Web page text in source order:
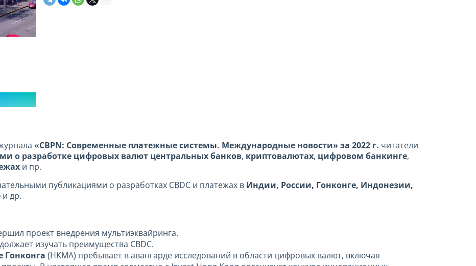
«CBPN: Современные платежные системы. Международные новости» за 2022 г. читатели
о разработке цифровых валют центральных банков, криптовалютах, цифровом банкинге,
и пр.
публикациями о разработках CBDC и платежах в Индии, России, Гонконге, Индонезии,
и др.
проект внедрения мультиэквайринга.
изучать преимущества CBDC.
Гонконга (HKMA) пребывает в авангарде исследований в области цифровых валют, включая